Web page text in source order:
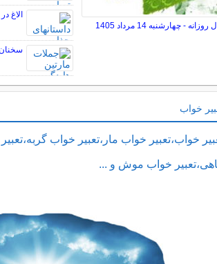
روزانه - چهارشنبه 14 مرداد 1405
الاغ
سخنان
خواب
خواب،تعبیر خواب مار،تعبیر خواب
خواب موش و ...